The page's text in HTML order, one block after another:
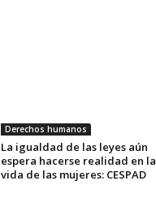
Derechos humanos
La igualdad de las leyes aún
espera hacerse realidad en la
vida de las mujeres: CESPAD